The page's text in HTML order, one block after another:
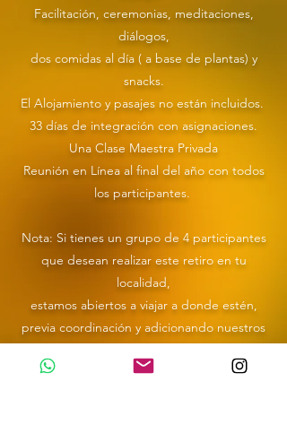
Facilitación, ceremonias, meditaciones,
diálogos,
dos comidas al día ( a base de plantas) y
snacks.
El Alojamiento y pasajes no están incluidos.
33 días de integración con asignaciones.
Una Clase Maestra Privada
Reunión en Línea al final del año con todos
los participantes.
Nota: Si tienes un grupo de 4 participantes
que desean realizar este retiro en tu
localidad,
estamos abiertos a viajar a donde estén,
previa coordinación y adicionando nuestros
al monto inicial de tu inversión.